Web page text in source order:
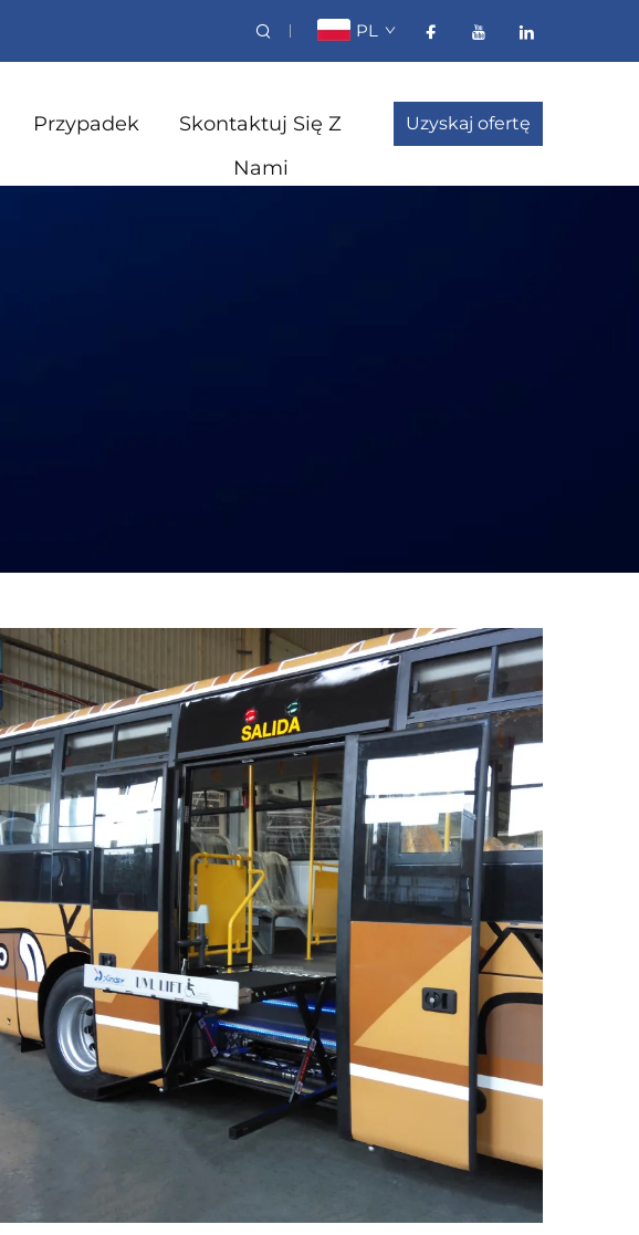
PL
Przypadek
Skontaktuj Się Z
Nami
Uzyskaj ofertę